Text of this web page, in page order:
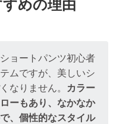
めの理由
ョートパンツ初心者
ムですが、美しいシ
なりません。 カラー
ーもあり、なかなか
、個性的なスタイル